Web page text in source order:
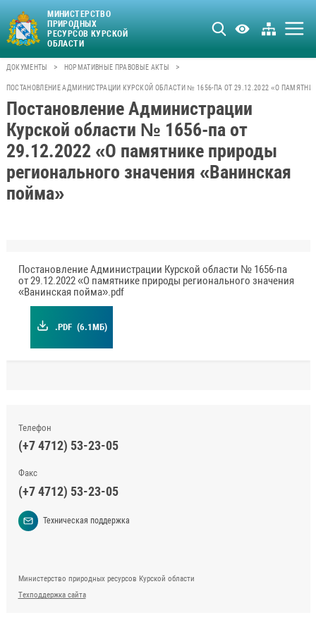
МИНИСТЕРСТВО
ПРИРОДНЫХ
РЕСУРСОВ КУРСКОЙ
ОБЛАСТИ
ДОКУМЕНТЫ > НОРМАТИВНЫЕ ПРАВОВЫЕ АКТЫ >
ПОСТАНОВЛЕНИЕ АДМИНИСТРАЦИИ КУРСКОЙ ОБЛАСТИ № 1656-ПА ОТ 29.12.2022 «О
Постановление Администрации
Курской области № 1656-па от
29.12.2022 «О памятнике природы
регионального значения «Ванинская
пойма»
Постановление Администрации Курской области № 1656-па
от 29.12.2022 «О памятнике природы регионального значения
«Ванинская пойма».pdf
.PDF (6.1МБ)
Телефон
(+7 4712) 53-23-05
Факс
(+7 4712) 53-23-05
Техническая поддержка
Министерство природных ресурсов Курской области
Техподдержка сайта